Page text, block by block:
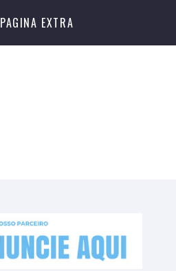
PAGINA EXTRA